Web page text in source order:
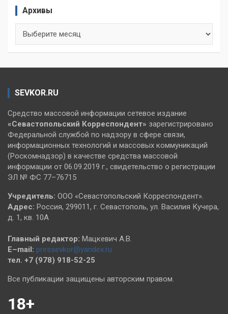
Архивы
SEVKOR.RU
Средство массовой информации сетевое издание
«Севастопольский Корреспондент» зарегистрировано
Федеральной службой по надзору в сфере связи,
информационных технологий и массовых коммуникаций
(Роскомнадзор) в качестве средства массовой
информации от 06.09.2019 г., свидетельство о регистрации
ЭЛ № ФС 77–76715
Учредитель: ООО «Севастопольский Корреспондент».
Адрес: Россия, 299011, г. Севастополь, ул. Василия Кучера,
д. 1, кв. 10А
Главный редактор: Мацкевич А.В.
E–mail: pressevkor@yandex.ru
тел. +7 (978) 918-52-25
Все публикации защищены авторским правом.
18+